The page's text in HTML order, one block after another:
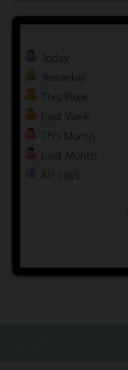
Today
Yesterday
This Week
Last Week
This Month
Last Month
All days